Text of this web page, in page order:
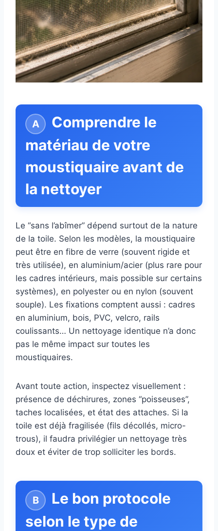
Comprendre le
matériau de votre
moustiquaire avant de
la nettoyer
Le “sans l’abîmer” dépend surtout de la nature
de la toile. Selon les modèles, la moustiquaire
peut être en fibre de verre (souvent rigide et
très utilisée), en aluminium/acier (plus rare pour
les cadres intérieurs, mais possible sur certains
systèmes), en polyester ou en nylon (souvent
souple). Les fixations comptent aussi : cadres
en aluminium, bois, PVC, velcro, rails
coulissants… Un nettoyage identique n’a donc
pas le même impact sur toutes les
moustiquaires.
Avant toute action, inspectez visuellement :
présence de déchirures, zones “poisseuses”,
taches localisées, et état des attaches. Si la
toile est déjà fragilisée (fils décollés, micro-
trous), il faudra privilégier un nettoyage très
doux et éviter de trop solliciter les bords.
Le bon protocole
selon le type de